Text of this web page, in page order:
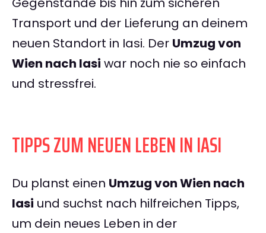
Transport und der Lieferung an deinem
neuen Standort in Iasi. Der Umzug von
Wien nach Iasi war noch nie so einfach
und stressfrei.
TIPPS ZUM NEUEN LEBEN IN IASI
Du planst einen Umzug von Wien nach
Iasi und suchst nach hilfreichen Tipps,
um dein neues Leben in der